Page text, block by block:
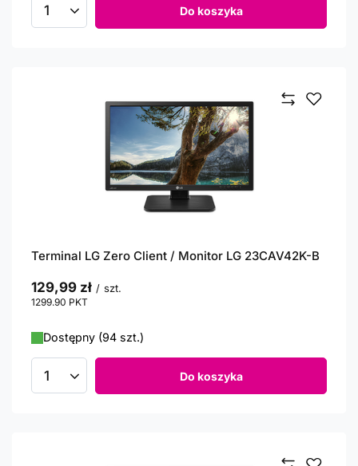
Ilość produktów Do koszyka
Terminal LG Zero Client / Monitor LG 23CAV42K-B
129,99 zł / szt.
1299.90 PKT
Dostępny (94 szt.)
Ilość produktów Do koszyka